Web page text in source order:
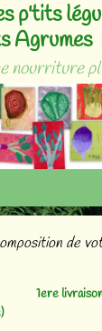
p'tits
Agrumes
nourriture
de
1ere